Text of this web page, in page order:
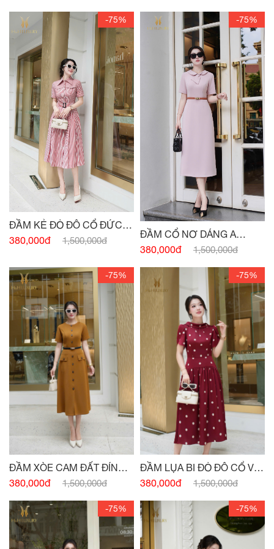
-75%
ĐẦM KẺ ĐỎ ĐÔ CỔ ĐỨC
ĐAI EO
380,000đ 1,500,000đ
-75%
ĐẦM CỔ NƠ DÁNG A
HỒNG PASTEL
380,000đ 1,500,000đ
-75%
ĐẦM XÒE CAM ĐẤT ĐÍNH
CÚC
380,000đ 1,500,000đ
-75%
ĐẦM LỤA BI ĐỎ ĐÔ CỔ V
SAU
380,000đ 1,500,000đ
-75% -75%